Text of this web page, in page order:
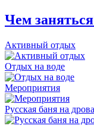
Чем
Активный отдых
Отдых на воде
Мероприятия
Русская баня на